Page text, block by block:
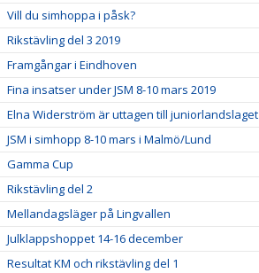
Vill du simhoppa i påsk?
Rikstävling del 3 2019
Framgångar i Eindhoven
Fina insatser under JSM 8-10 mars 2019
Elna Widerström är uttagen till juniorlandslaget
JSM i simhopp 8-10 mars i Malmö/Lund
Gamma Cup
Rikstävling del 2
Mellandagsläger på Lingvallen
Julklappshoppet 14-16 december
Resultat KM och rikstävling del 1